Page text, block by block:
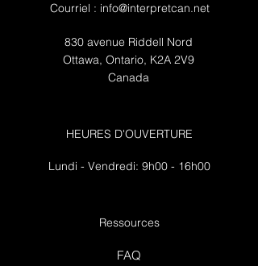
Courriel : info@interpretcan.net
830 avenue Riddell Nord
Ottawa, Ontario, K2A 2V9
Canada
HEURES D'OUVERTURE
Lundi - Vendredi: 9h00 - 16h00
Ressources
FAQ